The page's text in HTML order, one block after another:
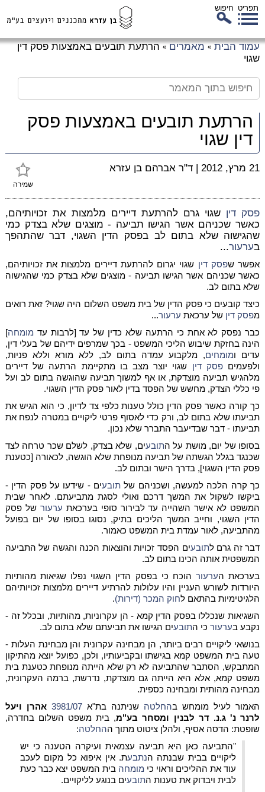
תפריט חיפוש
עמוד הבית » מאמרים » הרתעת תובעים באמצעות פסק דין
שגוי
הרתעת תובעים באמצעות פסק
דין שגוי
שמירה
21 מרץ, 2012 | ד"ר אברהם בן עזרא
פסק דין שגוי גרם להרתעת דיירים מלמצות את זכויותיהם,
כאשר שכניהם אשר הגישו תביעה - מוצגים שלא בצדק כמי
שהגישוה שלא בתום לב בפסק הדין השגוי, דבר שהתהפך
בערעור...
אפשר שפסק דין שגוי יגרום להרתעת דיירים מלמצות את זכויותיהם,
כאשר שכניהם אשר הגישו תביעה - מוצגים שלא בצדק כמי שהגישוה
שלא בתום לב.
כיצד קובעים כי פסק הדין של בית משפט השלום היה שגוי? זאת רואים
מפסק דין של ערכאת ערעור...
כבר נפסק לא אחת כי הרתעה שלא כדין של עד [לרבות עד מומחה]
הינה בחזקת שיבוש הליכי המשפט - בכך שמרפים ידיהם של בעלי דין,
עדים ומומחים, מלקבוע עמדה בתום לב, ללא מורא וללא פניות,
ולפעמיםפסק דין שגוי יוצר מצב בו מתקיימת הרתעה של דיירים
מלהגיש תביעה מוצדקת, או אף למשוך תביעה שהוגשה בתום לב ועל
פי כללי הצדק, מחשש של הפסד בדין לאור פסק הדין השגוי.
כך קורה כאשר פסק הדין כולל טענות כלפי צד לדיון, כי הוא הגיש את
תביעתו שלא בתום לב, ורק כדי לאסוף פרטי ליקויים במטרה לנפח את
תביעתו - דבר שבדיעבר התברר שלא נכון.
בסופו של יום, מושת על התובעים, שלא בצדק, לשלם שכר טרחה לצד
שכנגד בגלל הגשתה של תביעה מנופחת שלא הוגשה, לכאורה [כטענת
פסק הדין השגוי], בדרך הישר ובתום לב.
כך קרה הלכה למעשה, ושכניהם של תובעים - שידעו על פסק הדין -
ביקשו לשקול את המשך דרכם ואולי לסגת מתביעתם. לאחר שבית
המשפט לא אישר השהייה עד לבירור סופי בערכאת ערעור של פסק
הדין השגוי, וחייב המשך הליכים בתיק, נסוגו בסופו של יום בפועל
מהתביעה, לאור עמדת בית המשפט כאמור.
דבר זה גרם לתובעים הפסד זכויות והוצאות הכנה והגשה של התביעה
המשפטית אותה הכינו בתום לב.
בערכאת הערעור הוכח כי בפסק הדין השגוי נפלו שגיאות מהותיות
היורדות לשורש העניין והיו עלולות להרתיע דיירים מלמצות זכויותיהם
הלגיטימיות בהתאם לחוק המכר (דירות).
השגיאות שנכללו בפסק הדין קמא - הן עקרוניות, מהותיות, ובכלל זה -
נקבע בערעורכי התובעים הגישו את תביעתם שלא בתום לב.
בנושאי ליקויים רבים ביותר, הן מבחינה עקרונית והן מבחינת העלות -
טעה בית המשפט קמא בגישתו ובקביעותיו, ולכן, כפועל יוצא מהתיקון
המתבקש, הסתבר שהתביעה לא רק שלא הייתה מנופחת כטענת בית
משפט קמא, אלא היא הייתה גם מוצדקת, נדרשת, ברמה העקרונית,
מבחינה מהותית ומבחינה כספית.
האמור לעיל מומחש בהחלטה שניתנה בת"א3981/07 אהרן ויעל
לרנר נ' ג.נ. דר לבנין ומסחר בע"מ, בית משפט השלום בחדרה,
שופטת: הדסה אסיף, ולהלן ציטוט מתוך ההחלטה:
"התביעה כאן היא תביעה עצמאית ועיקרה הטענה כי יש
ליקויים בבית שבנתה הנתבעת. אין איפוא כל מקום לעכב
עוד את ההליכים וראוי כי מומחה בית המשפט יצא כבר כעת
לבית ויבדוק את טענות התובעים בנוגע לליקויים.